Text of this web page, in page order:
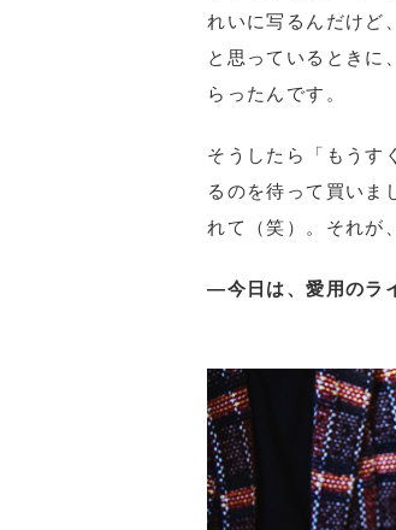
れいに写るんだけど
と思っているときに
らったんです。
そうしたら「もうす
るのを待って買いま
れて（笑）。それが
―今日は、愛用のラ